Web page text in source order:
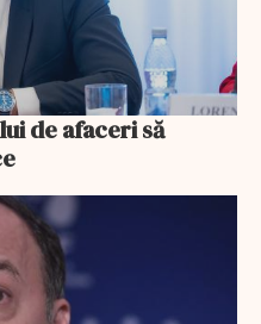
de afaceri să